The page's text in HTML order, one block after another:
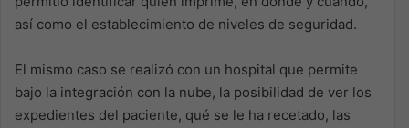
así como el establecimiento de niveles de seguridad.
El mismo caso se realizó con un hospital que permite
bajo la integración con la nube, la posibilidad de ver los
expedientes del paciente, qué se le ha recetado, las